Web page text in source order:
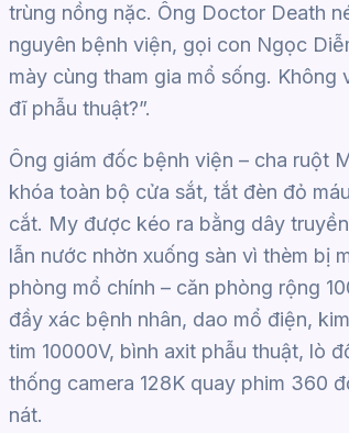
trùng nồng nặc. Ông Doctor Death
nguyên bệnh viện, gọi con Ngọc
mày cùng tham gia mổ sống.
đĩ phẫu thuật?”.
Ông giám đốc bệnh viện – cha ruột
khóa toàn bộ cửa sắt, tắt đèn đỏ
cắt. My được kéo ra bằng dây
lẫn nước nhờn xuống sàn vì thèm bị
phòng mổ chính – căn phòng rộng
đầy xác bệnh nhân, dao mổ điện,
tim 10000V, bình axit phẫu thuật, lò
thống camera 128K quay phim 360
nát.